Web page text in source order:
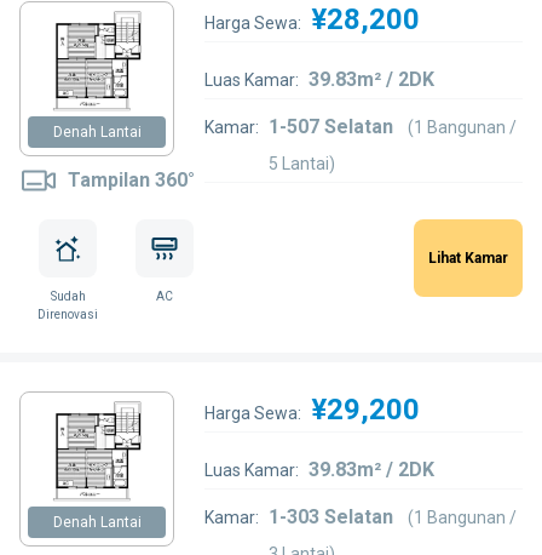
Denah Lantai
Tampilan 360°
Harga Sewa: ¥28,200
Luas Kamar: 39.83m² / 2DK
Kamar: 1-507 Selatan
(1 Bangunan /
5 Lantai)
Sudah
Direnovasi
AC
Lihat Kamar
Denah Lantai
Harga Sewa: ¥29,200
Luas Kamar: 39.83m² / 2DK
Kamar: 1-303 Selatan
(1 Bangunan /